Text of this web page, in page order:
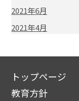
2021年6月
2021年4月
トップページ
教育方針